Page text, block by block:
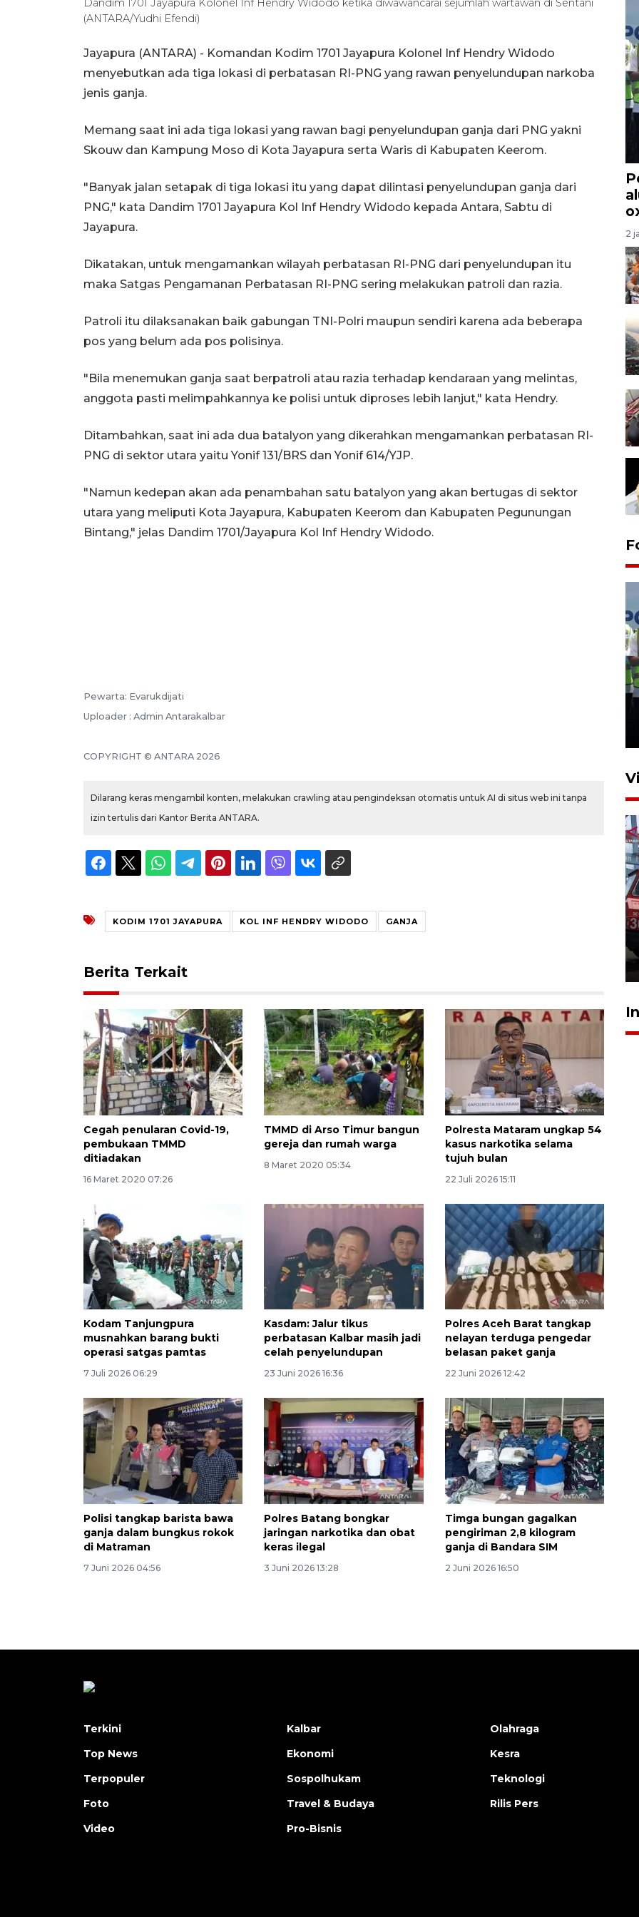
Dandim 1701 Jayapura Kolonel Inf Hendry Widodo ketika diwawancarai sejumlah wartawan di Sentani
(ANTARA/Yudhi Efendi)
Jayapura (ANTARA) - Komandan Kodim 1701 Jayapura Kolonel Inf Hendry Widodo
menyebutkan ada tiga lokasi di perbatasan RI-PNG yang rawan penyelundupan narkoba
jenis ganja.
Memang saat ini ada tiga lokasi yang rawan bagi penyelundupan ganja dari PNG yakni
Skouw dan Kampung Moso di Kota Jayapura serta Waris di Kabupaten Keerom.
"Banyak jalan setapak di tiga lokasi itu yang dapat dilintasi penyelundupan ganja dari
PNG," kata Dandim 1701 Jayapura Kol Inf Hendry Widodo kepada Antara, Sabtu di
Jayapura.
Dikatakan, untuk mengamankan wilayah perbatasan RI-PNG dari penyelundupan itu
maka Satgas Pengamanan Perbatasan RI-PNG sering melakukan patroli dan razia.
Patroli itu dilaksanakan baik gabungan TNI-Polri maupun sendiri karena ada beberapa
pos yang belum ada pos polisinya.
"Bila menemukan ganja saat berpatroli atau razia terhadap kendaraan yang melintas,
anggota pasti melimpahkannya ke polisi untuk diproses lebih lanjut," kata Hendry.
Ditambahkan, saat ini ada dua batalyon yang dikerahkan mengamankan perbatasan RI-
PNG di sektor utara yaitu Yonif 131/BRS dan Yonif 614/YJP.
"Namun kedepan akan ada penambahan satu batalyon yang akan bertugas di sektor
utara yang meliputi Kota Jayapura, Kabupaten Keerom dan Kabupaten Pegunungan
Bintang," jelas Dandim 1701/Jayapura Kol Inf Hendry Widodo.
Pewarta: Evarukdijati
Uploader : Admin Antarakalbar
COPYRIGHT © ANTARA 2026
Dilarang keras mengambil konten, melakukan crawling atau pengindeksan otomatis untuk AI di situs web ini tanpa
izin tertulis dari Kantor Berita ANTARA.
KODIM 1701 JAYAPURA KOL INF HENDRY WIDODO GANJA
Berita Terkait
Cegah penularan Covid-19,
pembukaan TMMD
ditiadakan
16 Maret 2020 07:26
TMMD di Arso Timur bangun
gereja dan rumah warga
8 Maret 2020 05:34
Polresta Mataram ungkap 54
kasus narkotika selama
tujuh bulan
22 Juli 2026 15:11
Kodam Tanjungpura
musnahkan barang bukti
operasi satgas pamtas
7 Juli 2026 06:29
Kasdam: Jalur tikus
perbatasan Kalbar masih jadi
celah penyelundupan
23 Juni 2026 16:36
Polres Aceh Barat tangkap
nelayan terduga pengedar
belasan paket ganja
22 Juni 2026 12:42
Polisi tangkap barista bawa
ganja dalam bungkus rokok
di Matraman
7 Juni 2026 04:56
Polres Batang bongkar
jaringan narkotika dan obat
keras ilegal
3 Juni 2026 13:28
Timga bungan gagalkan
pengiriman 2,8 kilogram
ganja di Bandara SIM
2 Juni 2026 16:50
2
Pontianak alokasikan
anggaran khusus anak
Ekonomi triwulan II-2026
tumbuh 5,29 persen
2026-08-06 18:45:00
Terkini
Top News
Terpopuler
Foto
Video
Kalbar
Ekonomi
Sospolhukam
Travel & Budaya
Pro-Bisnis
Olahraga
Kesra
Teknologi
Rilis Pers